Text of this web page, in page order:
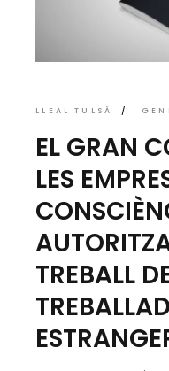
LLEAL TULSÀ
EL GRAN
LES
TREBALL